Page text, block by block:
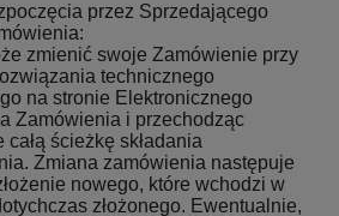
przez Sprzedającego
zmienić swoje Zamówienie przy
technicznego
na stronie Elektronicznego
Zamówienia i przechodząc
całą ścieżkę składania
Zmiana zamówienia następuje
nowego, które wchodzi w
złożonego. Ewentualnie,